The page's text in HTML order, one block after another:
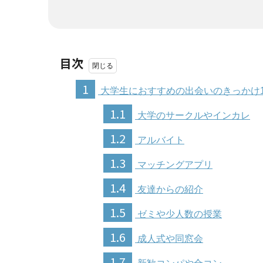
目次
1
大学生におすすめの出会いのきっかけ
1.1 大学のサークルやインカレ
1.2 アルバイト
1.3 マッチングアプリ
1.4 友達からの紹介
1.5 ゼミや少人数の授業
1.6 成人式や同窓会